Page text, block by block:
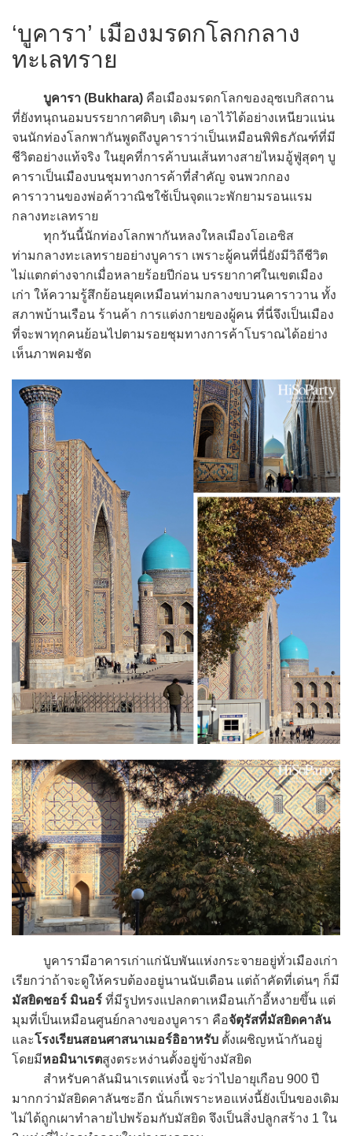
‘บูคารา’ เมืองมรดกโลกกลาง
ทะเลทราย
บูคารา (Bukhara) คือเมืองมรดกโลกของอุซเบกิสถาน
ที่ยังทนุถนอมบรรยากาศดิบๆ เดิมๆ เอาไว้ได้อย่างเหนียวแน่น
จนนักท่องโลกพากันพูดถึงบูคาราว่าเป็นเหมือนพิพิธภัณฑ์ที่มี
ชีวิตอย่างแท้จริง ในยุคที่การค้าบนเส้นทางสายไหมอู้ฟู่สุดๆ บู
คาราเป็นเมืองบนชุมทางการค้าที่สำคัญ จนพวกกอง
คาราวานของพ่อค้าวาณิชใช้เป็นจุดแวะพักยามรอนแรม
กลางทะเลทราย
ทุกวันนี้นักท่องโลกพากันหลงใหลเมืองโอเอซิส
ท่ามกลางทะเลทรายอย่างบูคารา เพราะผู้คนที่นี่ยังมีวิถีชีวิต
ไม่แตกต่างจากเมื่อหลายร้อยปีก่อน บรรยากาศในเขตเมือง
เก่า ให้ความรู้สึกย้อนยุคเหมือนท่ามกลางขบวนคาราวาน ทั้ง
สภาพบ้านเรือน ร้านค้า การแต่งกายของผู้คน ที่นี่จึงเป็นเมือง
ที่จะพาทุกคนย้อนไปตามรอยชุมทางการค้าโบราณได้อย่าง
เห็นภาพคมชัด
บูคารามีอาคารเก่าแก่นับพันแห่งกระจายอยู่ทั่วเมืองเก่า
เรียกว่าถ้าจะดูให้ครบต้องอยู่นานนับเดือน แต่ถ้าคัดที่เด่นๆ ก็มี
มัสยิดชอร์ มินอร์ ที่มีรูปทรงแปลกตาเหมือนเก้าอี้หงายขึ้น แต่
มุมที่เป็นเหมือนศูนย์กลางของบูคารา คือจัตุรัสที่มัสยิดคาลัน
และโรงเรียนสอนศาสนาเมอร์อิอาหรับ ตั้งเผชิญหน้ากันอยู่
โดยมีหอมินาเรตสูงตระหง่านตั้งอยู่ข้างมัสยิด
สำหรับคาลันมินาเรตแห่งนี้ จะว่าไปอายุเกือบ 900 ปี
มากกว่ามัสยิดคาลันซะอีก นั่นก็เพราะหอแห่งนี้ยังเป็นของเดิม
ไม่ได้ถูกเผาทำลายไปพร้อมกับมัสยิด จึงเป็นสิ่งปลูกสร้าง 1 ใน